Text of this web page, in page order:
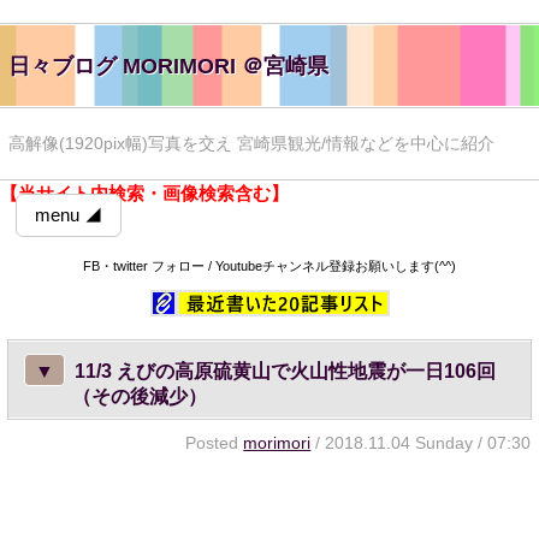
日々ブログ MORIMORI ＠宮崎県
高解像(1920pix幅)写真を交え 宮崎県観光/情報などを中心に紹介
【当サイト内検索・画像検索含む】
menu ◢
FB・twitter フォロー / Youtubeチャンネル登録お願いします(^^)
▼
11/3 えびの高原硫黄山で火山性地震が一日106回
（その後減少）
Posted morimori / 2018.11.04 Sunday / 07:30